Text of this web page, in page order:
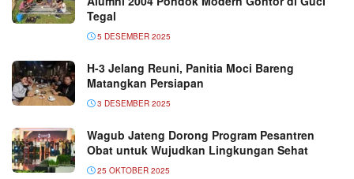
Tegal
5 DESEMBER 2025
H-3 Jelang Reuni, Panitia Moci Bareng
Matangkan Persiapan
3 DESEMBER 2025
Wagub Jateng Dorong Program Pesantren
Obat untuk Wujudkan Lingkungan Sehat
25 OKTOBER 2025